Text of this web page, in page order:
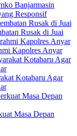
Banjarmasin
Responsif
Rusak di Juai
Kapolres Anyar
Kotabaru Agar
Masa Depan